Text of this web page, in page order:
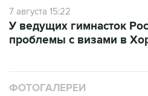
7 августа 15:22
У ведущих гимнасток
проблемы с визами в
ФОТОГАЛЕРЕИ